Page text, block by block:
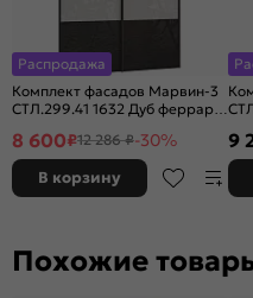
Распродажа
Комплект фасадов Марвин-3
СТЛ.299.41 1632 Дуб феррара
8 600₽12 286 ₽-30%
В корзину
9
Похожие